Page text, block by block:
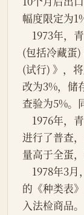
幅度限定为
(包括冷藏蛋
(试行) 》，
改为3%，储
查验为5%。
进行了普查
量高于全蛋
的《种类表
入法检商品。